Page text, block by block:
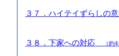
３７．ハイテイずらしの
３８．下家への対応 （約